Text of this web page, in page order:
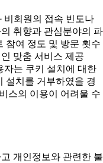
비회원의 접속 빈도나
취향과 관심분야의 파
참여 정도 및 방문 횟수
맞춤 서비스 제공
자는 쿠키 설치에 대한
설치를 거부하였을 경
스의 이용이 어려울 수
개인정보와 관련한 불